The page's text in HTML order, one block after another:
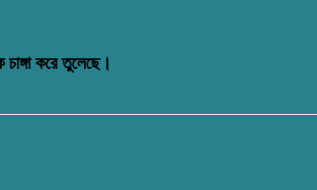
চাঙ্গা করে তুলেছে।